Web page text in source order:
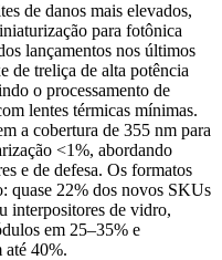
de danos mais elevados,
para fotônica
lançamentos nos últimos
de treliça de alta potência
o processamento de
lentes térmicas mínimas.
a cobertura de 355 nm para
<1%, abordando
e de defesa. Os formatos
quase 22% dos novos SKUs
interpositores de vidro,
em 25–35% e
até 40%.